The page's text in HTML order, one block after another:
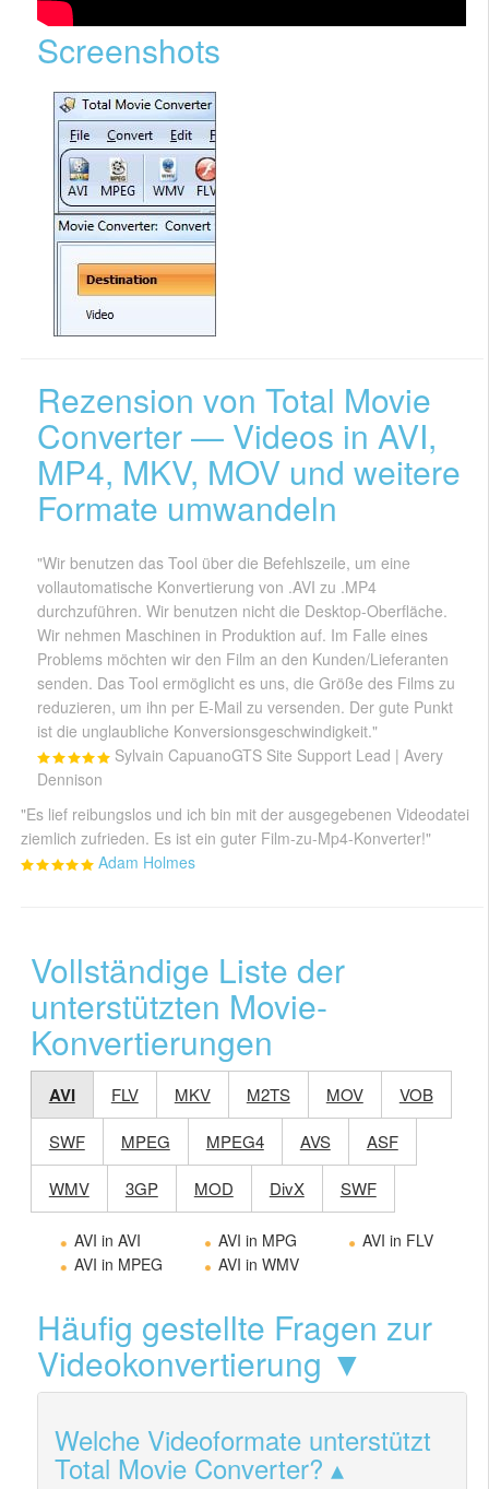
Screenshots
Rezension von Total Movie
Converter — Videos in AVI,
MP4, MKV, MOV und weitere
Formate umwandeln
"Wir benutzen das Tool über die Befehlszeile, um eine
vollautomatische Konvertierung von .AVI zu .MP4
durchzuführen. Wir benutzen nicht die Desktop-Oberfläche.
Wir nehmen Maschinen in Produktion auf. Im Falle eines
Problems möchten wir den Film an den Kunden/Lieferanten
senden. Das Tool ermöglicht es uns, die Größe des Films zu
reduzieren, um ihn per E-Mail zu versenden. Der gute Punkt
ist die unglaubliche Konversionsgeschwindigkeit."
Sylvain CapuanoGTS Site Support Lead | Avery
Dennison
"Es lief reibungslos und ich bin mit der ausgegebenen Videodatei
ziemlich zufrieden. Es ist ein guter Film-zu-Mp4-Konverter!"
Adam Holmes
Vollständige Liste der
unterstützten Movie-
Konvertierungen
AVI FLV MKV M2TS MOV VOB
SWF MPEG MPEG4 AVS ASF
WMV 3GP MOD DivX SWF
AVI in AVI
AVI in MPEG
AVI in MPG
AVI in WMV
AVI in FLV
Häufig gestellte Fragen zur
Videokonvertierung ▼
Welche Videoformate unterstützt
Total Movie Converter?